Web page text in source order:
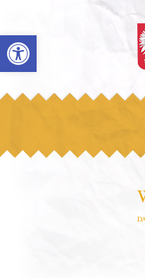
Open toolbar